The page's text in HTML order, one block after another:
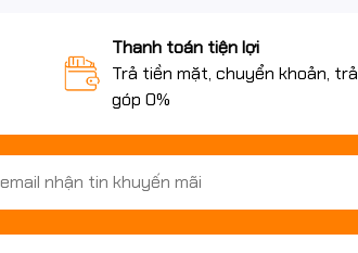
Thanh toán tiện lợi
Trả tiền mặt, chuyển khoản, trả
góp 0%